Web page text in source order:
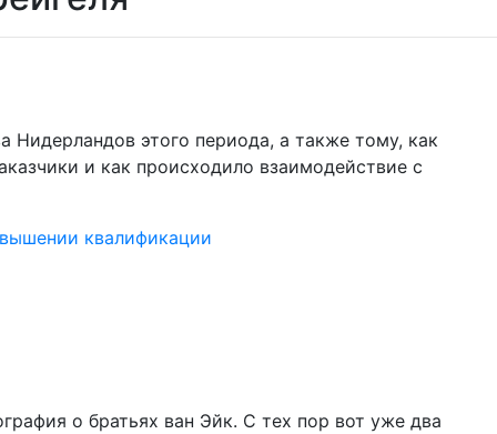
этого периода, а также тому, как
и как происходило взаимодействие с
квалификации
о братьях ван Эйк. С тех пор вот уже два